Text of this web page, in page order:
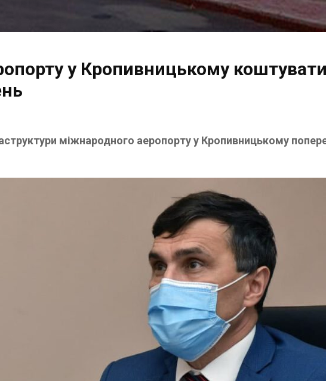
у Кропивницькому
міжнародного аеропорту у Кропивницькому